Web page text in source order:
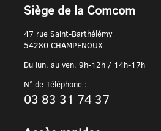
Siège de la Comcom
47 rue Saint-Barthélémy
54280 CHAMPENOUX
Du lun. au ven. 9h-12h / 14h-17h
N° de Téléphone :
03 83 31 74 37